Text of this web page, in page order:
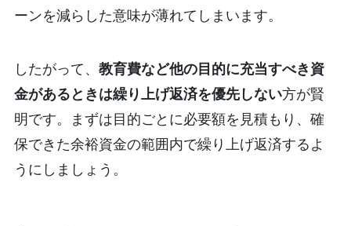
ーンを減らした意味が薄れてしまいます。
したがって、 教育費など他の目的に充当すべき資
金があるときは繰り上げ返済を優先しない方が賢
明です。まずは目的ごとに必要額を見積もり、確
保できた余裕資金の範囲内で繰り上げ返済するよ
うにしましょう。